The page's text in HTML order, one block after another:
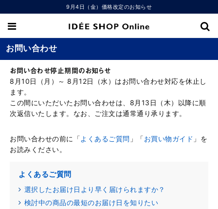
9月4日（金）価格改定のお知らせ
お問い合わせ
お問い合わせ停止期間のお知らせ
8月10日（月）～ 8月12日（水）はお問い合わせ対応を休止し
ます。
この間にいただいたお問い合わせは、8月13日（木）以降に順
次返信いたします。なお、ご注文は通常通り承ります。
お問い合わせの前に「よくあるご質問 」「お買い物ガイド 」を
お読みください。
よくあるご質問
選択したお届け日より早く届けられますか？
検討中の商品の最短のお届け日を知りたい